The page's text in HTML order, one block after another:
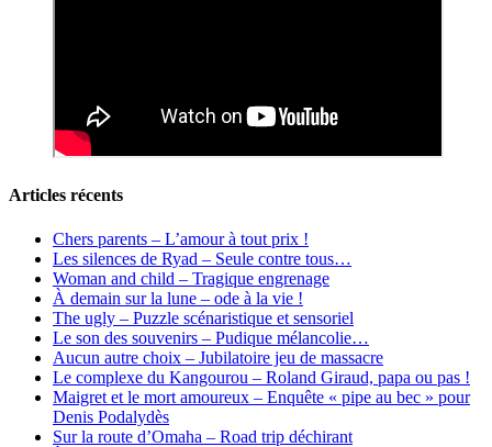
Articles récents
Chers parents – L’amour à tout prix !
Les silences de Ryad – Seule contre tous…
Woman and child – Tragique engrenage
À demain sur la lune – ode à la vie !
The ugly – Puzzle scénaristique et sensoriel
Le son des souvenirs – Pudique mélancolie…
Aucun autre choix – Jubilatoire jeu de massacre
Le complexe du Kangourou – Roland Giraud, papa ou pas !
Maigret et le mort amoureux – Enquête « pipe au bec » pour
Denis Podalydès
Sur la route d’Omaha – Road trip déchirant